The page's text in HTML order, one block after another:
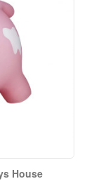
House